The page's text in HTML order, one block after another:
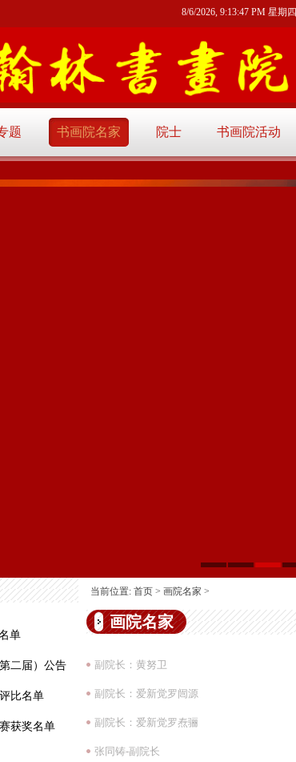
题 书画院名家 院士 书画院活动
8/6/2026, 9:13:47 PM 星期四
单
二届）公告
比名单
获奖名单
当前位置: 首页 > 画院名家 >
画院名家
副院长：黄努卫
副院长：爱新觉罗闿源
副院长：爱新觉罗焘骊
张同铸-副院长